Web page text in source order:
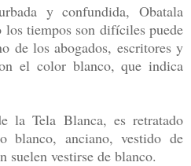
y confundida, Obatala
los tiempos son difíciles puede
de los abogados, escritores y
el color blanco, que indica
la Tela Blanca, es retratado
blanco, anciano, vestido de
suelen vestirse de blanco.